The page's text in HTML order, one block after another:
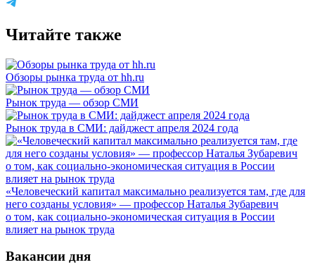
Читайте также
Обзоры рынка труда от hh.ru
Рынок труда — обзор СМИ
Рынок труда в СМИ: дайджест апреля 2024 года
«Человеческий капитал максимально реализуется там, где для
него созданы условия» — профессор Наталья Зубаревич
о том, как социально-экономическая ситуация в России
влияет на рынок труда
Вакансии дня